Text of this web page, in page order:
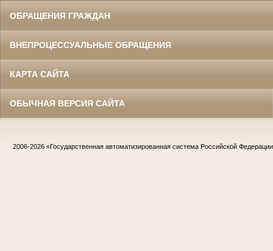
ОБРАЩЕНИЯ ГРАЖДАН
ВНЕПРОЦЕССУАЛЬНЫЕ ОБРАЩЕНИЯ
КАРТА САЙТА
ОБЫЧНАЯ ВЕРСИЯ САЙТА
2006-2026 «Государственная автоматизированная система Российской